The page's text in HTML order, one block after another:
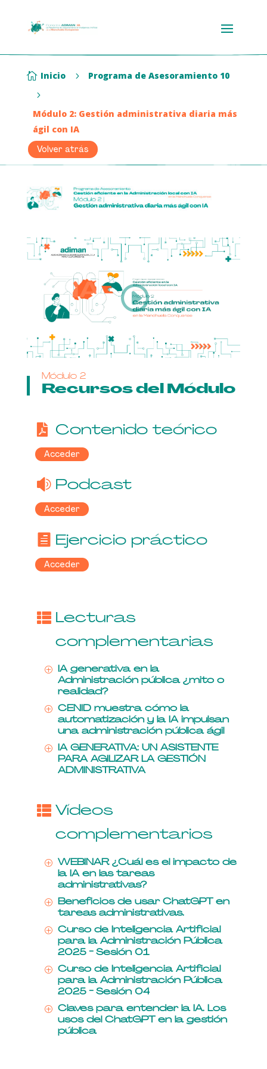
 Inicio 5 Programa de Asesoramiento 10
5
Módulo 2: Gestión administrativa diaria más
ágil con IA
Volver atrás
Módulo 2
Recursos del Módulo
Contenido teórico
Acceder
Podcast
Acceder
Ejercicio práctico
Acceder
Lecturas
complementarias
P
IA generativa en la
Administración pública ¿mito o
realidad?
P
CENID muestra cómo la
automatización y la IA impulsan
una administración pública ágil
P
IA GENERATIVA: UN ASISTENTE
PARA AGILIZAR LA GESTIÓN
ADMINISTRATIVA
Vídeos
complementarios
P
WEBINAR ¿Cuál es el impacto de
la IA en las tareas
administrativas?
P
Beneficios de usar ChatGPT en
tareas administrativas.
P
Curso de Inteligencia Artificial
para la Administración Pública
2025 - Sesión 01
P
Curso de Inteligencia Artificial
para la Administración Pública
2025 - Sesión 04
P
Claves para entender la IA. Los
usos del ChatGPT en la gestión
pública